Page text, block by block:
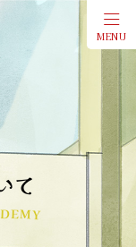
MENU
会員登録
て